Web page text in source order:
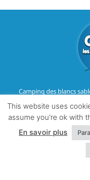
Camping des blancs
Tél :
Mentions
This website uses
assume you're ok with
En savoir plus